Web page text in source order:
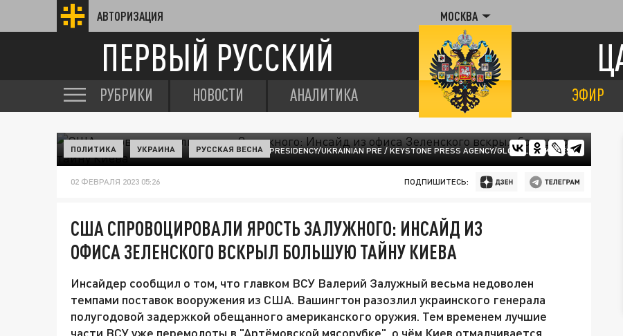
АВТОРИЗАЦИЯ МОСКВА
ПЕРВЫЙ РУССКИЙ
РУБРИКИ НОВОСТИ АНАЛИТИКА ЭФИР
© UKRAINE PRESIDENCY/UKRAINIAN PRE / KEYSTONE PRESS AGENCY/GLOBALLOOKPRESS
ПОЛИТИКА УКРАИНА РУССКАЯ ВЕСНА
02 ФЕВРАЛЯ 2023 05:26 ПОДПИШИТЕСЬ:
США СПРОВОЦИРОВАЛИ ЯРОСТЬ ЗАЛУЖНОГО: ИНСАЙД ИЗ
ОФИСА ЗЕЛЕНСКОГО ВСКРЫЛ БОЛЬШУЮ ТАЙНУ КИЕВА
Инсайдер сообщил о том, что главком ВСУ Валерий Залужный весьма недоволен
темпами поставок вооружения из США. Вашингтон разозлил украинского генерала
полугодовой задержкой обещанного американского оружия. Тем временем лучшие
части ВСУ уже перемолоты в "Артёмовской мясорубке", о чём Киев отмалчивается.